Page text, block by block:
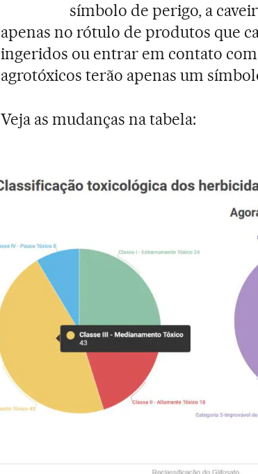
símbolo de perigo, a
apenas no rótulo de produtos que
ingeridos ou entrar em contato
agrotóxicos terão apenas um
Veja as mudanças na tabela: